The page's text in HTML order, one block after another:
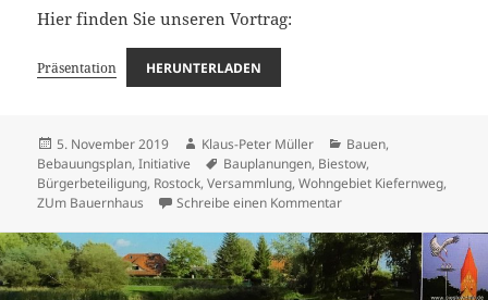
Hier finden Sie unseren Vortrag:
Präsentation HERUNTERLADEN
Veröffentlicht
am
5. November 2019 Autor
Klaus-Peter Müller Kategorien
Bauen,
Bebauungsplan,Initiative Schlagwörter
Bauplanungen, Biestow,
Bürgerbeteiligung, Rostock,Versammlung,Wohngebiet Kiefernweg,
ZUm Bauernhaus
Schreibe einen Kommentarzu Neues zur